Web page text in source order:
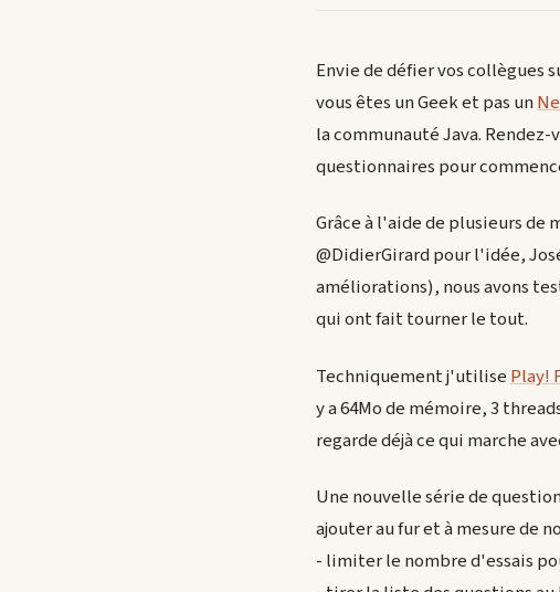
Envie de défier vos collègues
vous êtes un Geek et pas un
la communauté Java. Rendez-
questionnaires pour
Grâce à l'aide de plusieurs
@DidierGirard pour l'idée,
améliorations), nous avons
qui ont fait tourner le tout.
Techniquement j'utilise Play!
y a 64Mo de mémoire, 3
regarde déjà ce qui marche
Une nouvelle série de
ajouter au fur et à mesure de
- limiter le nombre d'essais